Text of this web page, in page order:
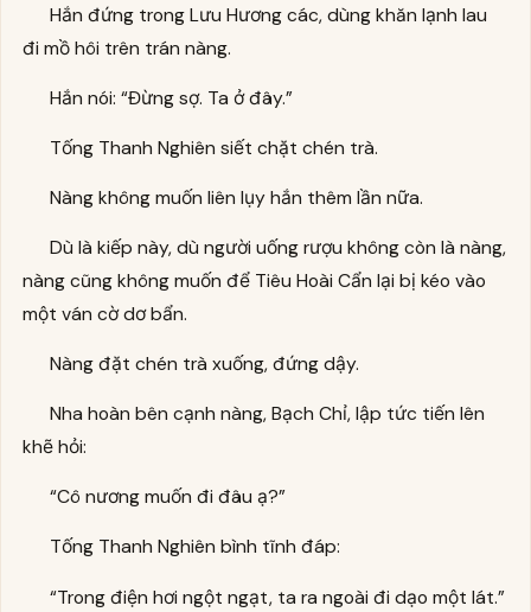
Hắn đứng trong Lưu Hương các, dùng khăn lạnh lau
đi mồ hôi trên trán nàng.
Hắn nói: “Đừng sợ. Ta ở đây.”
Tống Thanh Nghiên siết chặt chén trà.
Nàng không muốn liên lụy hắn thêm lần nữa.
Dù là kiếp này, dù người uống rượu không còn là nàng,
nàng cũng không muốn để Tiêu Hoài Cẩn lại bị kéo vào
một ván cờ dơ bẩn.
Nàng đặt chén trà xuống, đứng dậy.
Nha hoàn bên cạnh nàng, Bạch Chỉ, lập tức tiến lên
khẽ hỏi:
“Cô nương muốn đi đâu ạ?”
Tống Thanh Nghiên bình tĩnh đáp:
“Trong điện hơi ngột ngạt, ta ra ngoài đi dạo một lát.”